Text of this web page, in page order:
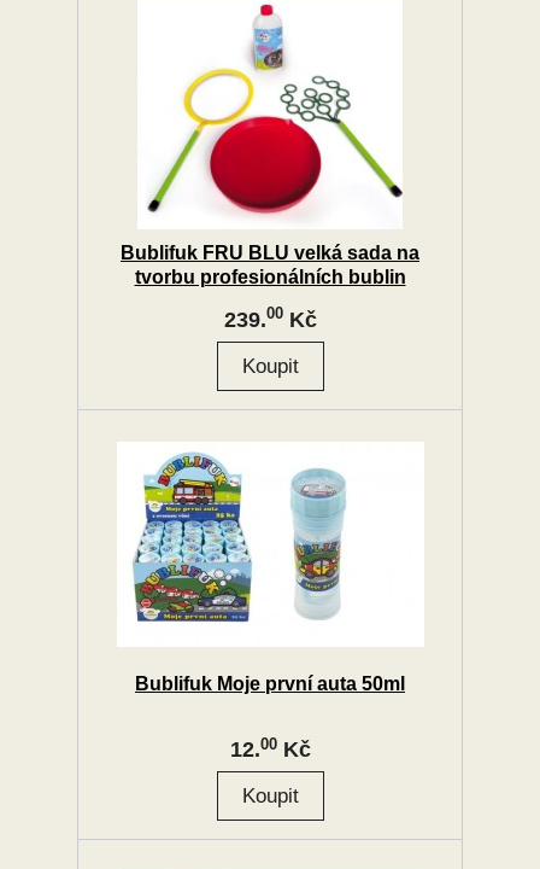
Bublifuk FRU BLU velká sada na
tvorbu profesionálních bublin
239.00Kč
Bublifuk Moje první auta 50ml
12.00Kč